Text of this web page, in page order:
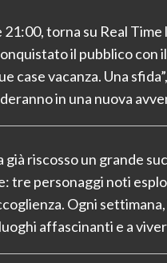
torna su Real
il pubblico
case vacanza. Una
in una nuova
già riscosso un grande
tre personaggi noti
Ogni
affascinanti e a